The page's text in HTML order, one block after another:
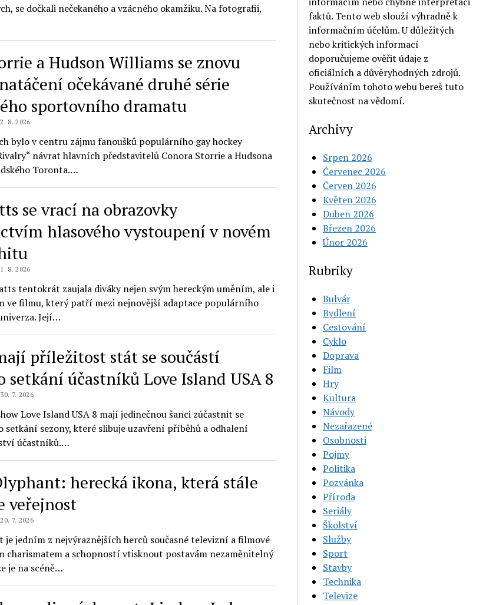
se dočkali nečekaného a vzácného okamžiku. Na fotografii,
a Hudson Williams se znovu
očekávané druhé série
sportovního dramatu
8. 2026
bylo v centru zájmu fanoušků populárního gay hockey
návrat hlavních představitelů Conora Storrie a Hudsona
Toronta.…
se vrací na obrazovky
hlasového vystoupení v novém
8. 2026
tentokrát zaujala diváky nejen svým hereckým uměním, ale i
ve filmu, který patří mezi nejnovější adaptace populárního
Její…
příležitost stát se součástí
setkání účastníků Love Island USA 8
7. 2026
Love Island USA 8 mají jedinečnou šanci zúčastnit se
sezony, které slibuje uzavření příběhů a odhalení
účastníků.…
herecká ikona, která stále
veřejnost
7. 2026
jedním z nejvýraznějších herců současné televizní a filmové
charismatem a schopností vtisknout postavám nezaměnitelný
je na scéně…
faktů. Tento web slouží výhradně k
informačním účelům. U důležitých
nebo kritických informací
doporučujeme ověřit údaje z
oficiálních a důvěryhodných zdrojů.
Používáním tohoto webu bereš tuto
skutečnost na vědomí.
Archivy
Srpen 2026
Červenec 2026
Červen 2026
Květen 2026
Duben 2026
Březen 2026
Únor 2026
Rubriky
Bulvár
Bydlení
Cestování
Cyklo
Doprava
Film
Hry
Kultura
Návody
Nezařazené
Osobnosti
Pojmy
Politika
Pozvánka
Příroda
Seriály
Školství
Služby
Sport
Stavby
Technika
Televize